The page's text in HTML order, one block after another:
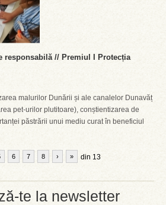
te la newsletter
responsabilă // Premiul I Protecția
malurilor Dunării și ale canalelor Dunavăț
pet-urilor plutitoare), conștientizarea de
păstrării unui mediu curat în beneficiul
6 7 8 din 13
› »